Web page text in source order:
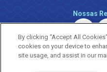
Nossas
By clicking “Accept All
cookies on your device to
site usage, and assist in our